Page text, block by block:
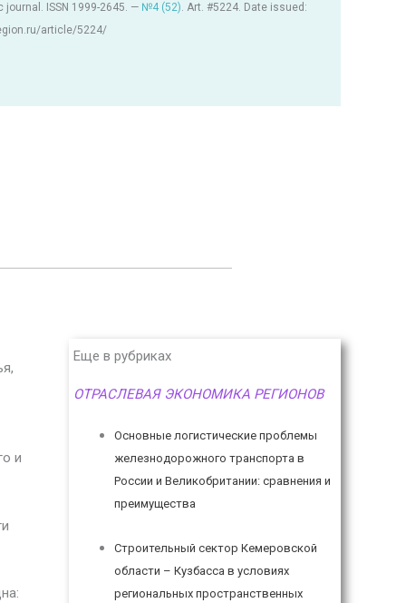
ISSN 1999-2645. — №4 (52). Art. #5224. Date issued:
article/5224/
и
Еще в рубриках
ОТРАСЛЕВАЯ ЭКОНОМИКА РЕГИОНОВ
Основные логистические проблемы
железнодорожного транспорта в
России и Великобритании: сравнения и
преимущества
Строительный сектор Кемеровской
области – Кузбасса в условиях
региональных пространственных